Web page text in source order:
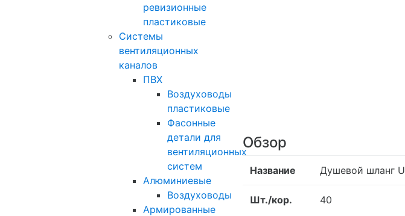
ревизионные
пластиковые
Системы
вентиляционных
каналов
ПВХ
Воздуховоды
пластиковые
Фасонные
детали для
вентиляционных
систем
Алюминиевые
Воздуховоды
Армированные
Обзор
Название Душевой шланг
Шт./кор. 40